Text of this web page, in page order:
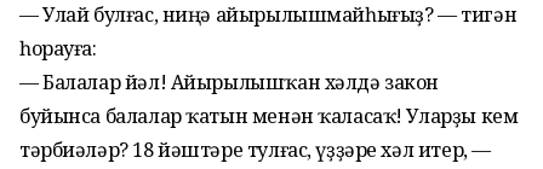
— Улай булғас, ниңә айырылышмайһығыҙ? — тигән
һорауға:
— Балалар йәл! Айырылышҡан хәлдә закон
буйынса балалар ҡатын менән ҡаласаҡ! Уларҙы кем
тәрбиәләр? 18 йәштәре тулғас, үҙҙәре хәл итер, —